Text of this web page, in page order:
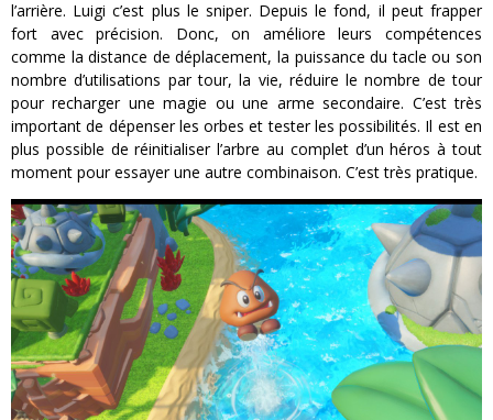
l’arrière. Luigi c’est plus le sniper. Depuis le fond, il peut frapper
fort avec précision. Donc, on améliore leurs compétences
comme la distance de déplacement, la puissance du tacle ou son
nombre d’utilisations par tour, la vie, réduire le nombre de tour
pour recharger une magie ou une arme secondaire. C’est très
important de dépenser les orbes et tester les possibilités. Il est en
plus possible de réinitialiser l’arbre au complet d’un héros à tout
moment pour essayer une autre combinaison. C’est très pratique.